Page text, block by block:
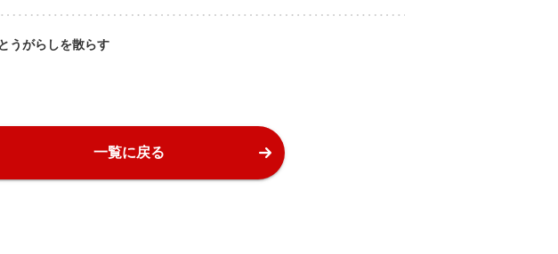
うがらしを散らす
一覧に戻る